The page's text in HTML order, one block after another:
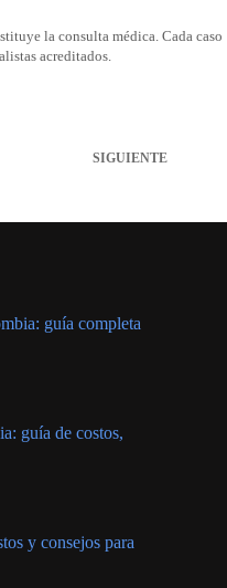
la consulta médica. Cada caso
acreditados.
SIGUIENTE
guía completa
guía de costos,
y consejos para